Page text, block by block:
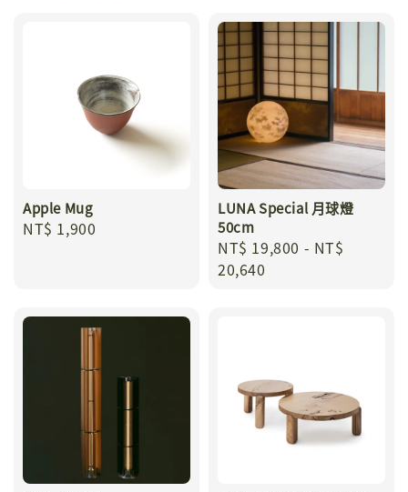
Apple Mug
Regular
NT$ 1,900
LUNA Special 月球燈
50cm
Regular
price
NT$ 19,800 - NT$
20,640